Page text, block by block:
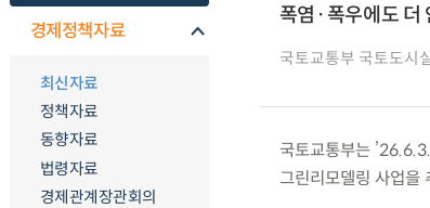
경제정책자료
최신자료
정책자료
동향자료
법령자료
경제관계장관회의
폭염·폭우에도 더
국토교통부 국토도시
국토교통부는
그린리모델링 사업을